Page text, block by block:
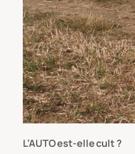
L’AUTO est-elle cult ?